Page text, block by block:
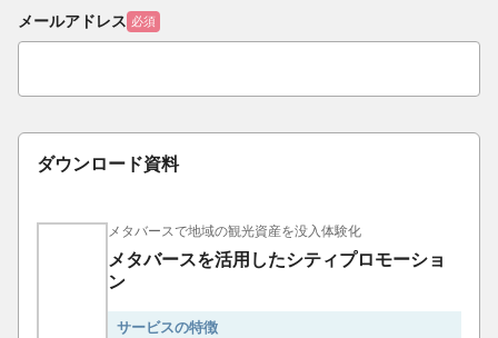
メールアドレス 必須
ダウンロード資料
メタバースで地域の観光資産を没入体験化
メタバースを活用したシティプロモーショ
ン
サービスの特徴